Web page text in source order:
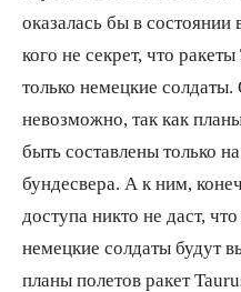
оказалась бы в
кого не секрет, что
только немецкие
невозможно, так как
быть составлены только
бундесвера. А к ним,
доступа никто не даст,
немецкие солдаты будут
планы полетов ракет